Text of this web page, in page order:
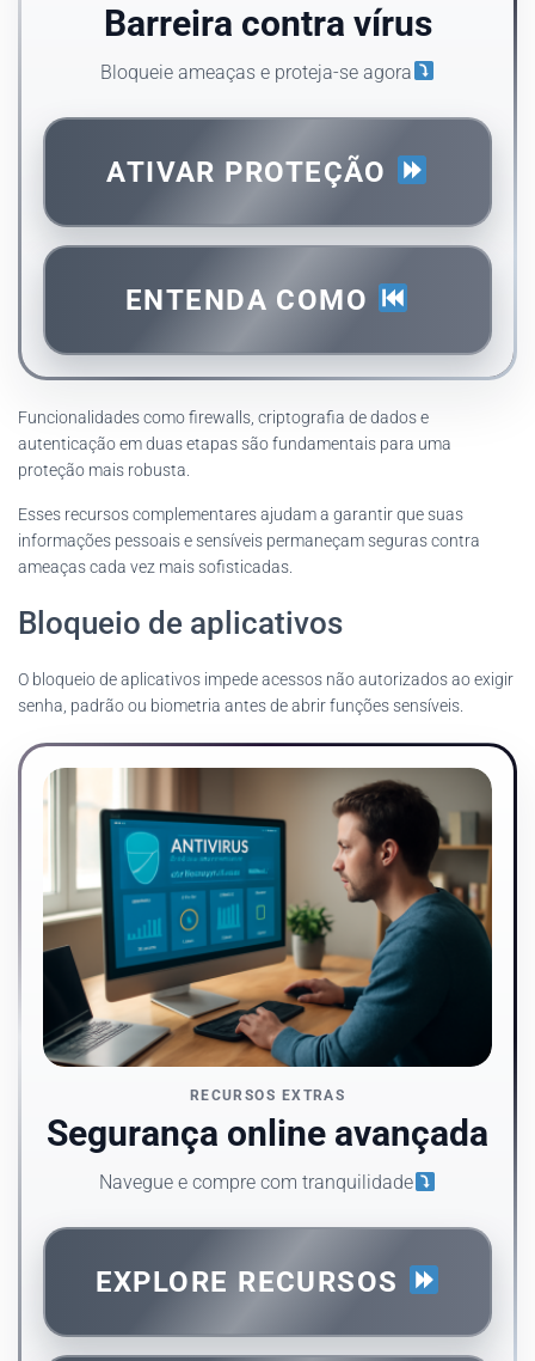
Barreira contra vírus
Bloqueie ameaças e proteja-se agora
ATIVAR PROTEÇÃO
ENTENDA COMO
Funcionalidades como firewalls, criptografia de dados e
autenticação em duas etapas são fundamentais para uma
proteção mais robusta.
Esses recursos complementares ajudam a garantir que suas
informações pessoais e sensíveis permaneçam seguras contra
ameaças cada vez mais sofisticadas.
Bloqueio de aplicativos
O bloqueio de aplicativos impede acessos não autorizados ao exigir
senha, padrão ou biometria antes de abrir funções sensíveis.
RECURSOS EXTRAS
Segurança online avançada
Navegue e compre com tranquilidade
EXPLORE RECURSOS